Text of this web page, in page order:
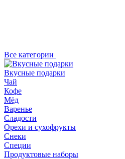
Все категории
Вкусные подарки
Чай
Кофе
Мёд
Варенье
Сладости
Орехи и сухофрукты
Снеки
Специи
Продуктовые наборы